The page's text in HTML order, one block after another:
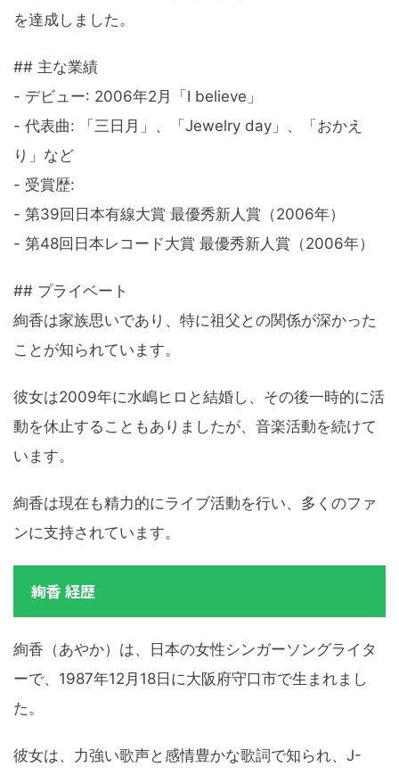
を達成しました。
## 主な業績
- デビュー: 2006年2月「I believe」
- 代表曲: 「三日月」、「Jewelry day」、「おかえ
り」など
- 受賞歴:
- 第39回日本有線大賞 最優秀新人賞（2006年）
- 第48回日本レコード大賞 最優秀新人賞（2006年）
## プライベート
絢香は家族思いであり、特に祖父との関係が深かった
ことが知られています。
彼女は2009年に水嶋ヒロと結婚し、その後一時的に活
動を休止することもありましたが、音楽活動を続けて
います。
絢香は現在も精力的にライブ活動を行い、多くのファ
ンに支持されています。
絢香 経歴
絢香（あやか）は、日本の女性シンガーソングライタ
ーで、1987年12月18日に大阪府守口市で生まれまし
た。
彼女は、力強い歌声と感情豊かな歌詞で知られ、J-